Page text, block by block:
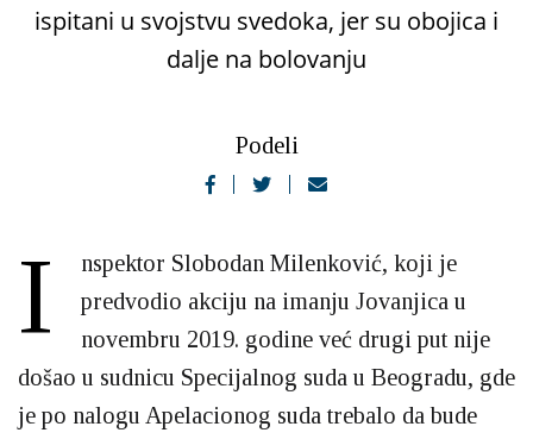
ispitani u svojstvu svedoka, jer su obojica i
dalje na bolovanju
Podeli
I
nspektor Slobodan Milenković, koji je
predvodio akciju na imanju Jovanjica u
novembru 2019. godine već drugi put nije
došao u sudnicu Specijalnog suda u Beogradu, gde
je po nalogu Apelacionog suda trebalo da bude